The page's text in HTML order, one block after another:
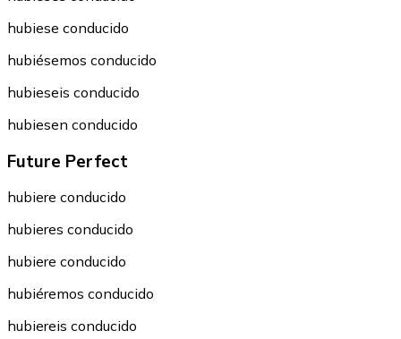
hubiese conducido
hubiésemos conducido
hubieseis conducido
hubiesen conducido
Future Perfect
hubiere conducido
hubieres conducido
hubiere conducido
hubiéremos conducido
hubiereis conducido